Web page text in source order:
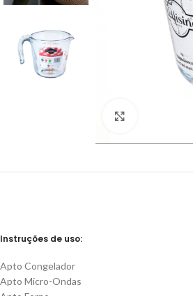
Instruções de uso:
Apto Congelador
Apto Micro-Ondas